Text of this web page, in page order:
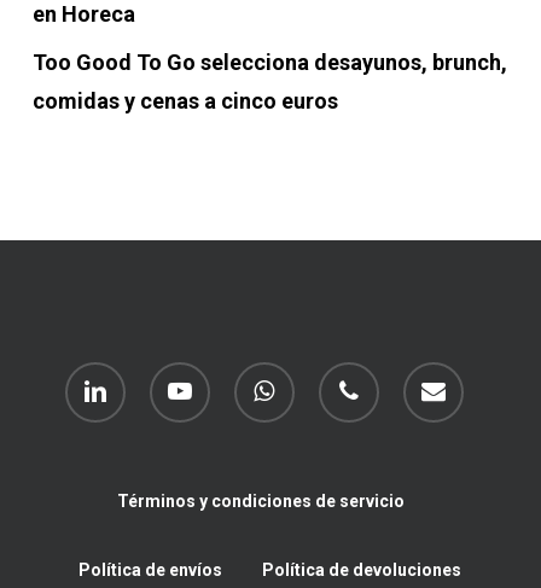
en Horeca
Too Good To Go selecciona desayunos, brunch,
comidas y cenas a cinco euros
linkedin youtube whatsapp phone email
Términos y condiciones de servicio
Política de envíos Política de devoluciones